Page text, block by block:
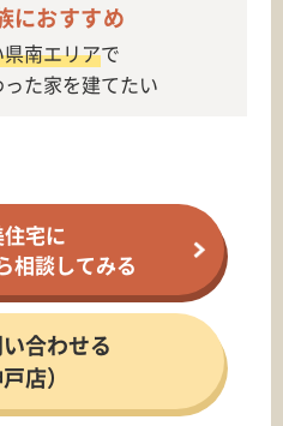
におすすめ
南エリアで
た家を建てたい
宅に
相談してみる
合わせる
戸店）